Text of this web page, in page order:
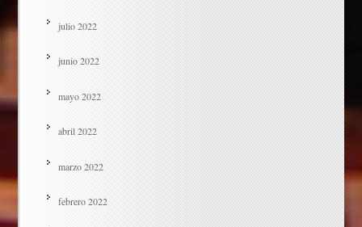
julio 2022
junio 2022
mayo 2022
abril 2022
marzo 2022
febrero 2022